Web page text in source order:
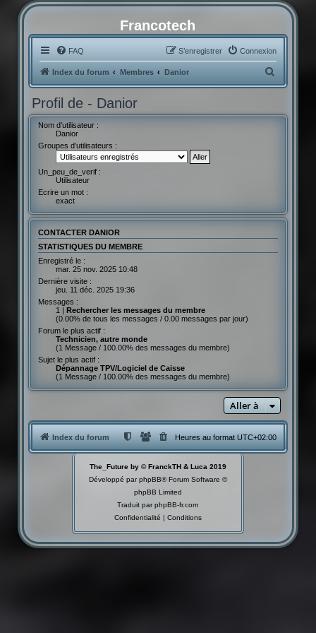
Francotech
FAQ Connexion
S’enregistrer
Index du forum Membres Danior
e
Profil de - Danior
Nom d’utilisateur :
Danior
Groupes d’utilisateurs :
Un_peu_de_verif :
Utilisateur
Ecrire un mot :
exact
CONTACTER DANIOR
STATISTIQUES DU MEMBRE
Enregistré le :
mar. 25 nov. 2025 10:48
Dernière visite :
jeu. 11 déc. 2025 19:36
Messages :
1 | Rechercher les messages du membre
(0.00% de tous les messages / 0.00 messages par jour)
Forum le plus actif :
Technicien, autre monde
(1 Message / 100.00% des messages du membre)
Sujet le plus actif :
Dépannage TPV/Logiciel de Caisse
(1 Message / 100.00% des messages du membre)
Aller à
Index du forum Heures au formatUTC+02:00
The_Future by © FranckTH & Luca 2019
Développé parphpBB® Forum Software ©
phpBB Limited
Traduit parphpBB-fr.com
Confidentialité | Conditions